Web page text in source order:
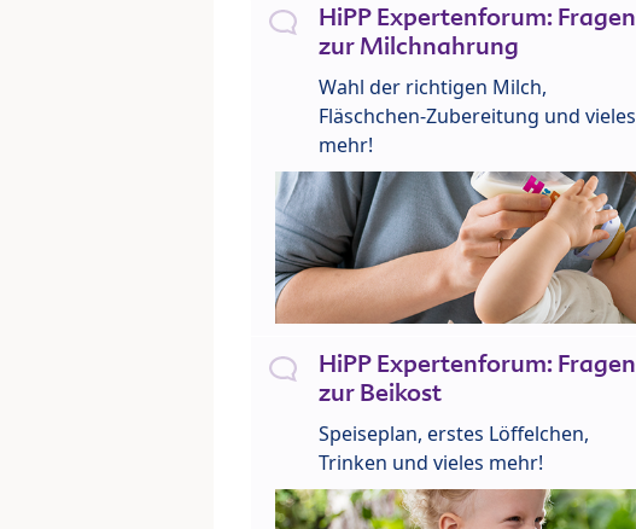
HiPP Expertenforum: Fragen
zur Milchnahrung
Wahl der richtigen Milch,
Fläschchen-Zubereitung und vieles
mehr!
HiPP Expertenforum: Fragen
zur Beikost
Speiseplan, erstes Löffelchen,
Trinken und vieles mehr!